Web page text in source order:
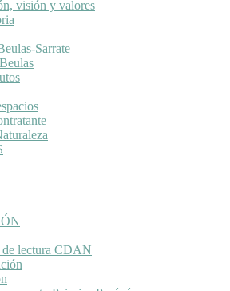
visión y valores
Sarrate
lectura CDAN